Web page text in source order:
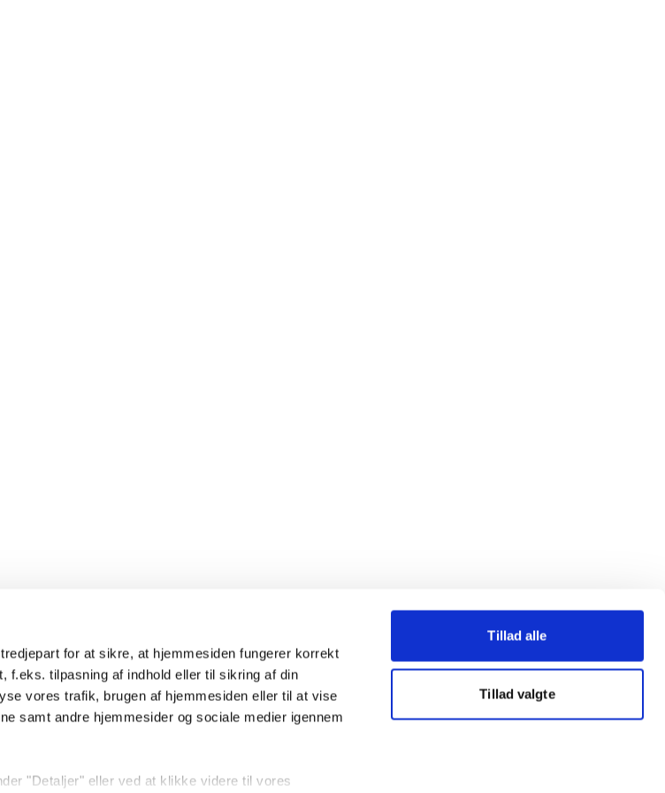
for at sikre, at hjemmesiden fungerer korrekt
f.eks. tilpasning af indhold eller til sikring af din
vores trafik, brugen af hjemmesiden eller til at vise
samt andre hjemmesider og sociale medier igennem
"Detaljer" eller ved at klikke videre til vores
Tillad alle
Tillad valgte